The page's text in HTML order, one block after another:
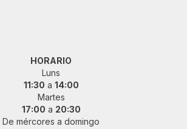
HORARIO
Luns
11:30 a 14:00
Martes
17:00 a 20:30
De mércores a domingo